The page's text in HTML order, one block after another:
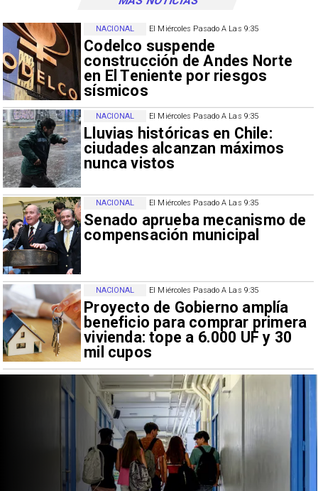
El Miércoles Pasado A Las 9:35
Codelco suspende
construcción de Andes Norte
en El Teniente por riesgos
sísmicos
NACIONAL
El Miércoles Pasado A Las 9:35
Lluvias históricas en Chile:
ciudades alcanzan máximos
nunca vistos
NACIONAL
El Miércoles Pasado A Las 9:35
Senado aprueba mecanismo de
compensación municipal
NACIONAL
El Miércoles Pasado A Las 9:35
Proyecto de Gobierno amplía
beneficio para comprar primera
vivienda: tope a 6.000 UF y 30
mil cupos
NACIONAL